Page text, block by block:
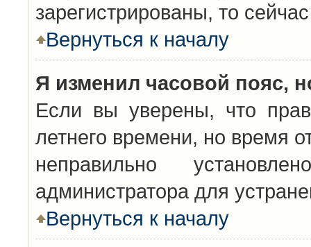
зарегистрированы, то
Вернуться к началу
Я изменил часовой пояс,
Если вы уверены, что
летнего времени, но время
неправильно
администратора для
Вернуться к началу